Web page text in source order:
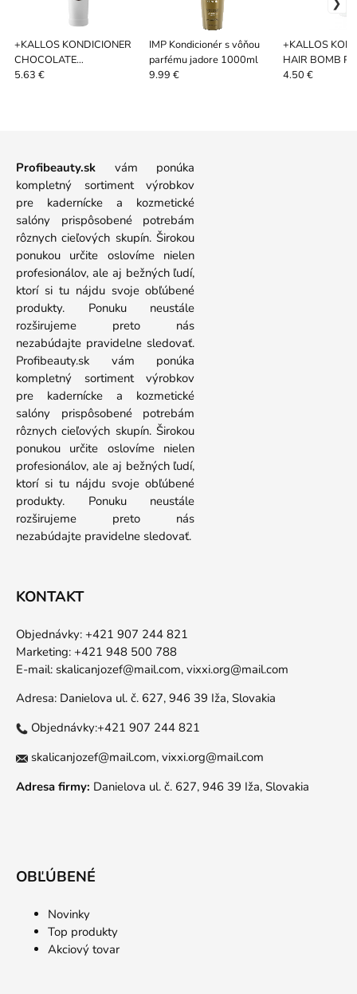
+KALLOS KONDICIONER
CHOCOLATE
REGENERAČNÝ 1000ML
5.63 €
IMP Kondicionér s vôňou
parfému jadore 1000ml
9.99 €
+KALLOS
HAIR BOMB
BEST IN 1 NA
4.50 €
Profibeauty.sk vám ponúka
kompletný sortiment výrobkov
pre kadernícke a kozmetické
salóny prispôsobené potrebám
rôznych cieľových skupín. Širokou
ponukou určite oslovíme nielen
profesionálov, ale aj bežných ľudí,
ktorí si tu nájdu svoje obľúbené
produkty. Ponuku neustále
rozširujeme preto nás
nezabúdajte pravidelne sledovať.
Profibeauty.sk vám ponúka
kompletný sortiment výrobkov
pre kadernícke a kozmetické
salóny prispôsobené potrebám
rôznych cieľových skupín. Širokou
ponukou určite oslovíme nielen
profesionálov, ale aj bežných ľudí,
ktorí si tu nájdu svoje obľúbené
produkty. Ponuku neustále
rozširujeme preto nás
nezabúdajte pravidelne sledovať.
KONTAKT
Objednávky: +421 907 244 821
Marketing: +421 948 500 788
E-mail: skalicanjozef@mail.com, vixxi.org@mail.com
Adresa: Danielova ul. č. 627, 946 39 Iža, Slovakia
Objednávky:+421 907 244 821
skalicanjozef@mail.com, vixxi.org@mail.com
Adresa firmy: Danielova ul. č. 627, 946 39 Iža, Slovakia
OBĽÚBENÉ
Novinky
Top produkty
Akciový tovar